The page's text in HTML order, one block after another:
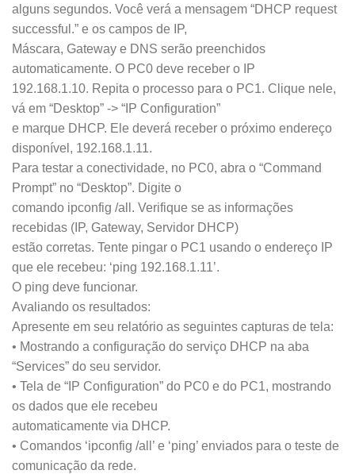
alguns segundos. Você verá a mensagem “DHCP request
successful.” e os campos de IP,
Máscara, Gateway e DNS serão preenchidos
automaticamente. O PC0 deve receber o IP
192.168.1.10. Repita o processo para o PC1. Clique nele,
vá em “Desktop” -> “IP Configuration”
e marque DHCP. Ele deverá receber o próximo endereço
disponível, 192.168.1.11.
Para testar a conectividade, no PC0, abra o “Command
Prompt” no “Desktop”. Digite o
comando ipconfig /all. Verifique se as informações
recebidas (IP, Gateway, Servidor DHCP)
estão corretas. Tente pingar o PC1 usando o endereço IP
que ele recebeu: ‘ping 192.168.1.11’.
O ping deve funcionar.
Avaliando os resultados:
Apresente em seu relatório as seguintes capturas de tela:
• Mostrando a configuração do serviço DHCP na aba
“Services” do seu servidor.
• Tela de “IP Configuration” do PC0 e do PC1, mostrando
os dados que ele recebeu
automaticamente via DHCP.
• Comandos ‘ipconfig /all’ e ‘ping’ enviados para o teste de
comunicação da rede.